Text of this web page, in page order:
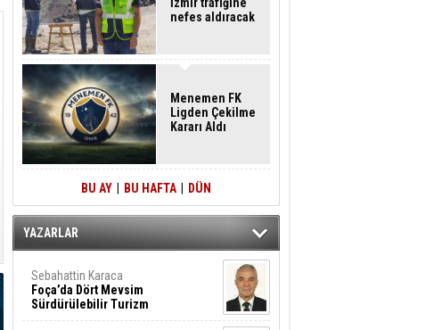
nefes aldıracak
Menemen FK
Ligden Çekilme
Kararı Aldı
BU AY BU HAFTA DÜN
YAZARLAR
Sebahattin Karaca
Foça’da Dört Mevsim
Sürdürülebilir Turizm